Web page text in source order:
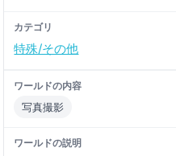
カテゴリ
特殊/その他
ワールドの内容
写真撮影
ワールドの説明